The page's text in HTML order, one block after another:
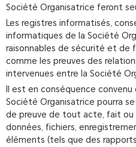
Société Organisatrice feront
Les registres informatisés,
informatiques de la Société
raisonnables de sécurité et de
comme les preuves des
intervenues entre la Société
Il est en conséquence
Société Organisatrice pourra
de preuve de tout acte, fait ou
données, fichiers,
éléments (tels que des